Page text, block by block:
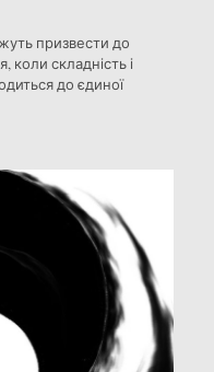
призвести до
коли складність і
до єдиної